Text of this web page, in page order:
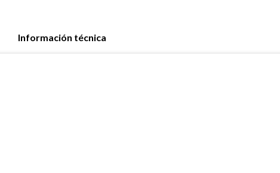
Información técnica